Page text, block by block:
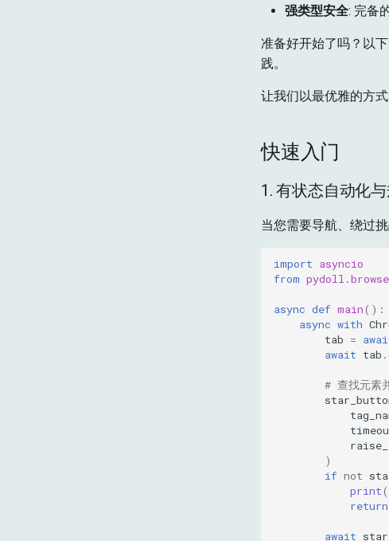
强类型安全: 完备
准备好开始了吗？以
践。
让我们以最优雅的方
快速入门
1. 有状态自动化
当您需要导航、绕过
import asyncio
from
async def main():
async with
tab =
await tab .
# 查找元素
)
if not
print(
return
await